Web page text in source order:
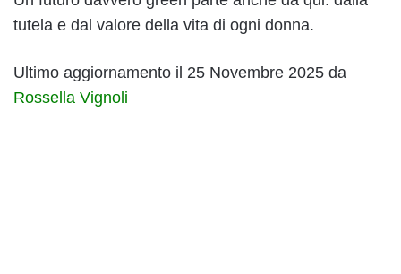
tutela e dal valore della vita di ogni donna.
Ultimo aggiornamento il 25 Novembre 2025 da
Rossella Vignoli